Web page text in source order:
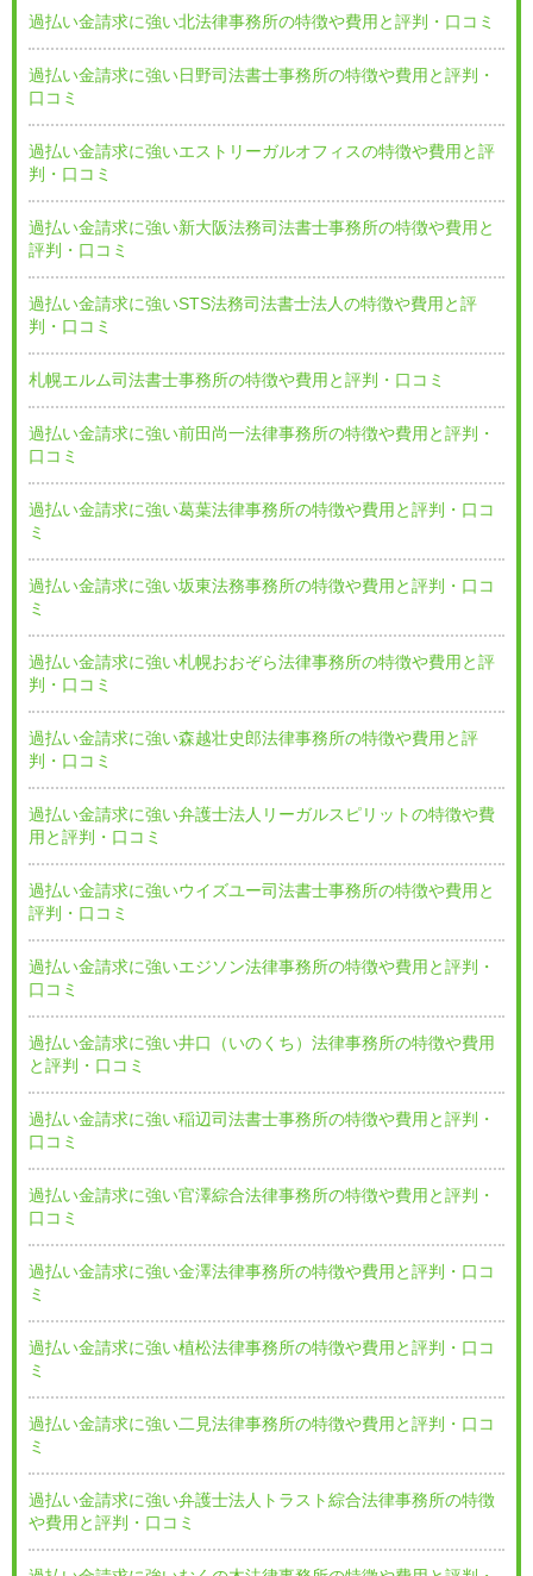
過払い金請求に強い北法律事務所の特徴や費用と評判・口コミ
過払い金請求に強い日野司法書士事務所の特徴や費用と評判・
口コミ
過払い金請求に強いエストリーガルオフィスの特徴や費用と評
判・口コミ
過払い金請求に強い新大阪法務司法書士事務所の特徴や費用と
評判・口コミ
過払い金請求に強いSTS法務司法書士法人の特徴や費用と評
判・口コミ
札幌エルム司法書士事務所の特徴や費用と評判・口コミ
過払い金請求に強い前田尚一法律事務所の特徴や費用と評判・
口コミ
過払い金請求に強い葛葉法律事務所の特徴や費用と評判・口コ
ミ
過払い金請求に強い坂東法務事務所の特徴や費用と評判・口コ
ミ
過払い金請求に強い札幌おおぞら法律事務所の特徴や費用と評
判・口コミ
過払い金請求に強い森越壮史郎法律事務所の特徴や費用と評
判・口コミ
過払い金請求に強い弁護士法人リーガルスピリットの特徴や費
用と評判・口コミ
過払い金請求に強いウイズユー司法書士事務所の特徴や費用と
評判・口コミ
過払い金請求に強いエジソン法律事務所の特徴や費用と評判・
口コミ
過払い金請求に強い井口（いのくち）法律事務所の特徴や費用
と評判・口コミ
過払い金請求に強い稲辺司法書士事務所の特徴や費用と評判・
口コミ
過払い金請求に強い官澤綜合法律事務所の特徴や費用と評判・
口コミ
過払い金請求に強い金澤法律事務所の特徴や費用と評判・口コ
ミ
過払い金請求に強い植松法律事務所の特徴や費用と評判・口コ
ミ
過払い金請求に強い二見法律事務所の特徴や費用と評判・口コ
ミ
過払い金請求に強い弁護士法人トラスト綜合法律事務所の特徴
や費用と評判・口コミ